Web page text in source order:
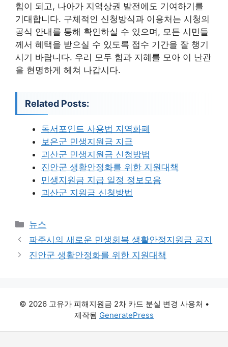
힘이 되고, 나아가 지역상권 발전에도 기여하기를
기대합니다. 구체적인 신청방식과 이용처는 시청의
공식 안내를 통해 확인하실 수 있으며, 모든 시민들
께서 혜택을 받으실 수 있도록 접수 기간을 잘 챙기
시기 바랍니다. 우리 모두 힘과 지혜를 모아 이 난관
을 현명하게 헤쳐 나갑시다.
Related Posts:
독서포인트 사용법 지역화폐
보은군 민생지원금 지급
괴산군 민생지원금 신청방법
진안군 생활안정화를 위한 지원대책
민생지원금 지급 일정 정보모음
괴산군 지원금 신청방법
카
테
고
리
뉴스
파주시의 새로운 민생회복 생활안정지원금 공지
진안군 생활안정화를 위한 지원대책
© 2026 고유가 피해지원금 2차 카드 분실 변경 사용처 •
제작됨 GeneratePress